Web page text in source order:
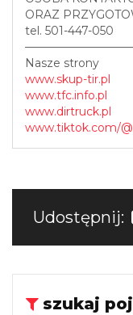
ORAZ
tel. 501-447-050
Nasze strony
www.skup-tir.pl
www.tfc.info.pl
www.dirtruck.pl
www.tiktok.com/
Udostępnij:
szukaj